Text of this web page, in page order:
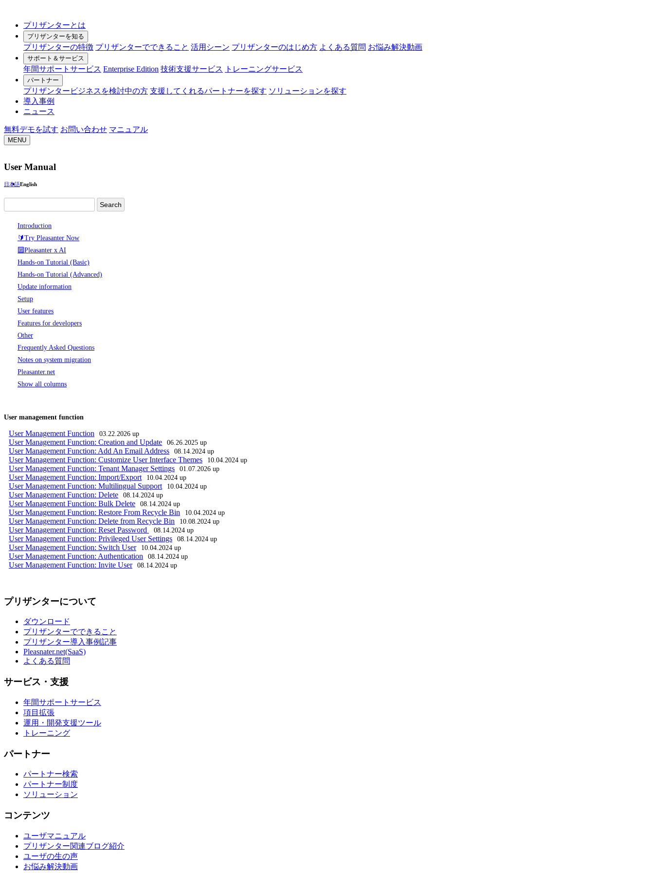
プリザンターとは
プリザンターを知る
プリザンターの特徴 プリザンターでできること 活用シーン プリザンターのはじめ方 よくある質問 お悩み解決動画
サポート＆サービス
年間サポートサービス Enterprise Edition 技術支援サービス トレーニングサービス
パートナー
プリザンタービジネスを検討中の方 支援してくれるパートナーを探す ソリューションを探す
導入事例
ニュース
無料デモを試す お問い合わせ マニュアル
MENU
User Manual
日本語English
Search
Introduction
🔰Try Pleasanter Now
🔟Pleasanter x AI
Hands-on Tutorial (Basic)
Hands-on Tutorial (Advanced)
Update information
Setup
User features
Features for developers
Other
Frequently Asked Questions
Notes on system migration
Pleasanter.net
Show all columns
User management function
User Management Function 03.22.2026 up
User Management Function: Creation and Update 06.26.2025 up
User Management Function: Add An Email Address 08.14.2024 up
User Management Function: Customize User Interface Themes 10.04.2024 up
User Management Function: Tenant Manager Settings 01.07.2026 up
User Management Function: Import/Export 10.04.2024 up
User Management Function: Multilingual Support 10.04.2024 up
User Management Function: Delete 08.14.2024 up
User Management Function: Bulk Delete 08.14.2024 up
User Management Function: Restore From Recycle Bin 10.04.2024 up
User Management Function: Delete from Recycle Bin 10.08.2024 up
User Management Function: Reset Password 08.14.2024 up
User Management Function: Privileged User Settings 08.14.2024 up
User Management Function: Switch User 10.04.2024 up
User Management Function: Authentication 08.14.2024 up
User Management Function: Invite User 08.14.2024 up
プリザンターについて
ダウンロード
プリザンターでできること
プリザンター導入事例記事
Pleasnater.net(SaaS)
よくある質問
サービス・支援
年間サポートサービス
項目拡張
運用・開発支援ツール
トレーニング
パートナー
パートナー検索
パートナー制度
ソリューション
コンテンツ
ユーザマニュアル
プリザンター関連ブログ紹介
ユーザの生の声
お悩み解決動画